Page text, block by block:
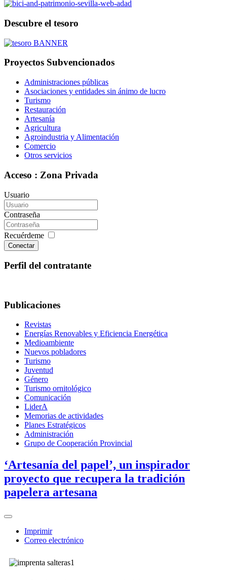
Descubre el tesoro
Proyectos Subvencionados
Administraciones públicas
Asociaciones y entidades sin ánimo de lucro
Turismo
Restauración
Artesanía
Agricultura
Agroindustria y Alimentación
Comercio
Otros servicios
Acceso : Zona Privada
Usuario
Contraseña
Recuérdeme
Conectar
Perfil del contratante
Publicaciones
Revistas
Energías Renovables y Eficiencia Energética
Medioambiente
Nuevos pobladores
Turismo
Juventud
Género
Turismo ornitológico
Comunicación
LiderA
Memorias de actividades
Planes Estratégicos
Administración
Grupo de Cooperación Provincial
‘Artesanía del papel’, un inspirador
proyecto que recupera la tradición
papelera artesana
Imprimir
Correo electrónico